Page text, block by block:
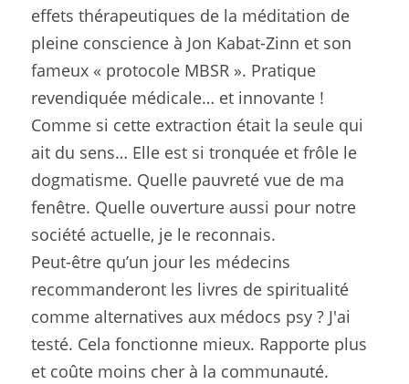
effets thérapeutiques de la méditation de
pleine conscience à Jon Kabat-Zinn et son
fameux « protocole MBSR ». Pratique
revendiquée médicale… et innovante !
Comme si cette extraction était la seule qui
ait du sens… Elle est si tronquée et frôle le
dogmatisme. Quelle pauvreté vue de ma
fenêtre. Quelle ouverture aussi pour notre
société actuelle, je le reconnais.
Peut-être qu’un jour les médecins
recommanderont les livres de spiritualité
comme alternatives aux médocs psy ? J'ai
testé. Cela fonctionne mieux. Rapporte plus
et coûte moins cher à la communauté.